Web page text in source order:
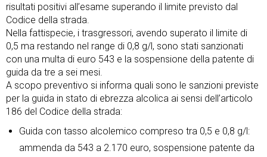
risultati positivi all’esame superando il limite previsto dal
Codice della strada.
Nella fattispecie, i trasgressori, avendo superato il limite di
0,5 ma restando nel range di 0,8 g/l, sono stati sanzionati
con una multa di euro 543 e la sospensione della patente di
guida da tre a sei mesi.
A scopo preventivo si informa quali sono le sanzioni previste
per la guida in stato di ebrezza alcolica ai sensi dell’articolo
186 del Codice della strada:
Guida con tasso alcolemico compreso tra 0,5 e 0,8 g/l:
ammenda da 543 a 2.170 euro, sospensione patente da